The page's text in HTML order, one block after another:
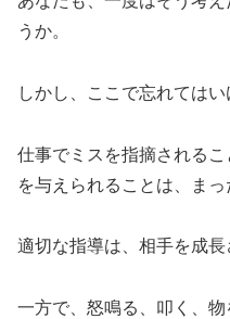
うか。
しかし、ここで忘れてはい
仕事でミスを指摘される
を与えられることは、まっ
適切な指導は、相手を成長
一方で、怒鳴る、叩く、